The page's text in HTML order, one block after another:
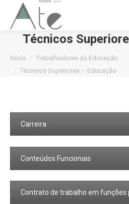
Técnicos
Você está aqui:
Início
Trabalhadores da Educação
Técnicos Superiores – Educação
Carreira
Conteúdos Funcionais
Contrato de trabalho em funções